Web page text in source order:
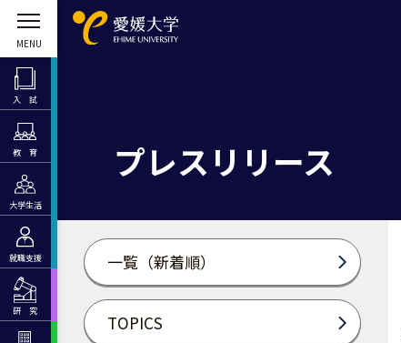
入 試
教 育
大学生活
就職支援
研 究
プレスリリース
一覧（新着順）
TOPICS